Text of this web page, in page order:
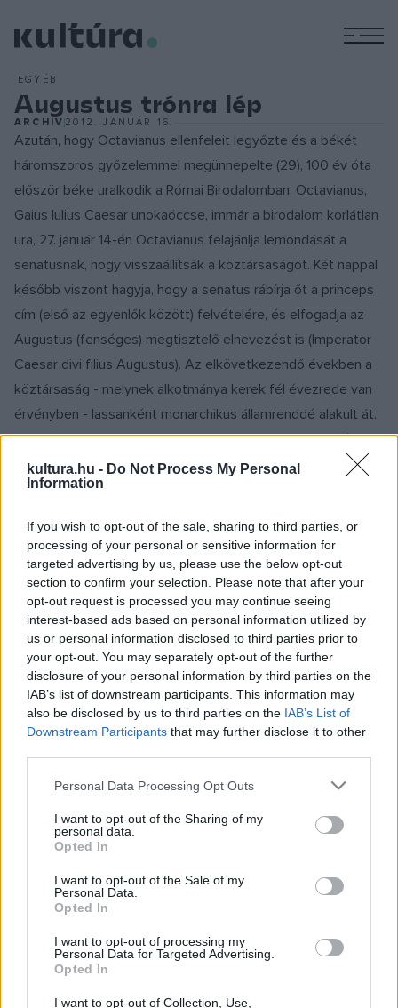
kultura.hu - Do Not Process My Personal
Information
If you wish to opt-out of the sale, sharing to third parties, or
processing of your personal or sensitive information for
targeted advertising by us, please use the below opt-out
section to confirm your selection. Please note that after your
opt-out request is processed you may continue seeing
interest-based ads based on personal information utilized by
us or personal information disclosed to third parties prior to
your opt-out. You may separately opt-out of the further
disclosure of your personal information by third parties on the
IAB’s list of downstream participants. This information may
also be disclosed by us to third parties on the IAB’s List of
Downstream Participants that may further disclose it to other
Please note that this website/app uses one or more Google
not limited to your visit or usage behaviour. You may click to
grant or deny consent to Google and its third-party tags to
use your data for below specified purposes in below Google
consent section.
Personal Data Processing Opt Outs
I want to opt-out of the Sharing of my
personal data.
Opted In
I want to opt-out of the Sale of my
Personal Data.
Opted In
I want to opt-out of processing my
Personal Data for Targeted Advertising.
Opted In
I want to opt-out of Collection, Use,
EGYÉB
Augustus trónra lép
ARCHÍV2012. JANUÁR 16.
Azután, hogy Octavianus ellenfeleit legyőzte és a békét
háromszoros győzelemmel megünnepelte (29), 100 év óta
először béke uralkodik a Római Birodalomban. Octavianus,
Gaius Iulius Caesar unokaöccse, immár a birodalom korlátlan
ura, 27. január 14-én Octavianus felajánlja lemondását a
senatusnak, hogy visszaállítsák a köztársaságot. Két nappal
később viszont hagyja, hogy a senatus rábírja őt a princeps
cím (első az egyenlők között) felvételére, és elfogadja az
Augustus (fenséges) megtisztelő elnevezést is (Imperator
Caesar divi filius Augustus). Az elkövetkezendő években a
köztársaság - melynek alkotmánya kerek fél évezrede van
érvényben - lassanként monarchikus államrenddé alakult át.
Augustus hatalmának alapját a principátus adja. Ez a Római
Birodalom minden polgárának és alattvalójának általános
egyetértésén nyugszik. A nép és a senatus hatalmi jogaikat
önkényes, autoriter egyeduralmon és annak gyakorlásán
(auctoritas) nyugszik, másfelől viszont a tiszteleten, a
hagyományok és azok értékeinek respektusán (mores
maiorum). Augustus egyeduralma (impériuma) a következő
feladatköröket fogta át: - főparancsnokság a hadsereg
fölött; - a külpolitika irányítása azzal a joggal, hogy
nemzetközi jogi szerződéseket köthet idegen államokkal; -
az ő hatáskörébe tartoznak a császári provinciák,
amelyeknek kormányzását és igazgatását felügyeli. A
következő években élethossziglan Augustusra ruházzák a
néptribunusi (23) és consuli (19) hatalmat. Ezzel hivatali
jogkörhöz jut anélkül, hogy a tisztséget betöltené. E
határozatok alapján a princeps sérthetetlenséget élvez.
és jogában áll, hogy népszavazást rendeljen el. Amíg a
senatus a békés provinciákat proconsul (helytartó) helyi
felügyeletével kormányozza és őrzi az államkincstárt, addig
a princeps a pénzügyi igazgatást (fiscus) és a meghódított,